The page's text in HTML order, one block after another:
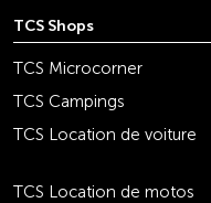
TCS Shops
TCS Microcorner
TCS Campings
TCS Location de voiture
TCS Location de motos